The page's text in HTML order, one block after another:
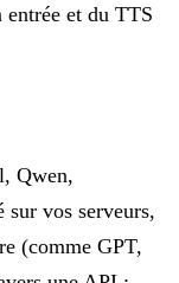
et du TTS
Qwen,
sur vos serveurs,
(comme GPT,